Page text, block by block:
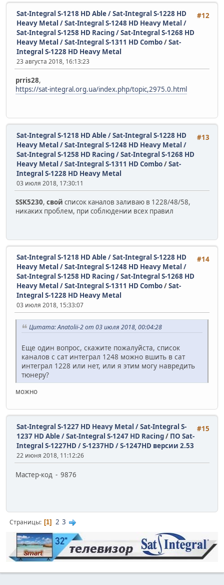
#12
Sat-Integral S-1218 HD Able / Sat-Integral S-1228 HD
Heavy Metal / Sat-Integral S-1248 HD Heavy Metal /
Sat-Integral S-1258 HD Racing / Sat-Integral S-1268 HD
Heavy Metal / Sat-Integral S-1311 HD Combo/Sat-
Integral S-1228 HD Heavy Metal
23 августа 2018, 16:13:23
prris28,
https://sat-integral.org.ua/index.php/topic,2975.0.html
#13
Sat-Integral S-1218 HD Able / Sat-Integral S-1228 HD
Heavy Metal / Sat-Integral S-1248 HD Heavy Metal /
Sat-Integral S-1258 HD Racing / Sat-Integral S-1268 HD
Heavy Metal / Sat-Integral S-1311 HD Combo/Sat-
Integral S-1228 HD Heavy Metal
03 июля 2018, 17:30:11
SSK5230, свой список каналов заливаю в 1228/48/58,
никаких проблем, при соблюдении всех правил
#14
Sat-Integral S-1218 HD Able / Sat-Integral S-1228 HD
Heavy Metal / Sat-Integral S-1248 HD Heavy Metal /
Sat-Integral S-1258 HD Racing / Sat-Integral S-1268 HD
Heavy Metal / Sat-Integral S-1311 HD Combo/Sat-
Integral S-1228 HD Heavy Metal
03 июля 2018, 15:33:07
Цитата: Anatolii-2 от 03 июля 2018, 00:04:28
Еще один вопрос, скажите пожалуйста, список
каналов с сат интеграл 1248 можно вшить в сат
интеграл 1228 или нет, или я этим могу навредить
тюнеру?
можно
#15
Sat-Integral S-1227 HD Heavy Metal / Sat-Integral S-
1237 HD Able / Sat-Integral S-1247 HD Racing/ ПО Sat-
Integral S-1227HD / S-1237HD / S-1247HD версии 2.53
22 июня 2018, 11:12:26
Мастер-код - 9876
Страницы 1 2 3